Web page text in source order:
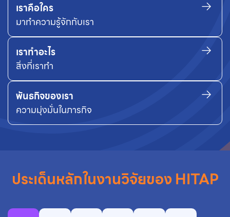
เราคือใคร
มาทำความรู้จักกับเรา
เราทำอะไร
สิ่งที่เราทำ
พันธกิจของเรา
ความมุ่งมั่นในภารกิจ
ประเด็นหลักในงานวิจัยของ HITAP